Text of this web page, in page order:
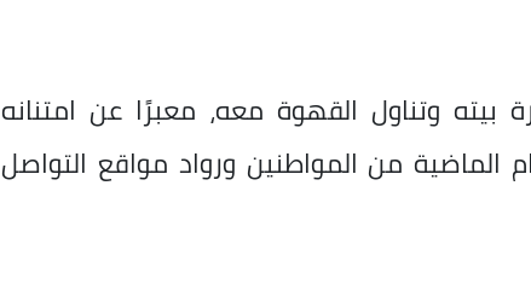
بيته وتناول القهوة معه، معبرًا عن امتنانه
الماضية من المواطنين ورواد مواقع التواصل